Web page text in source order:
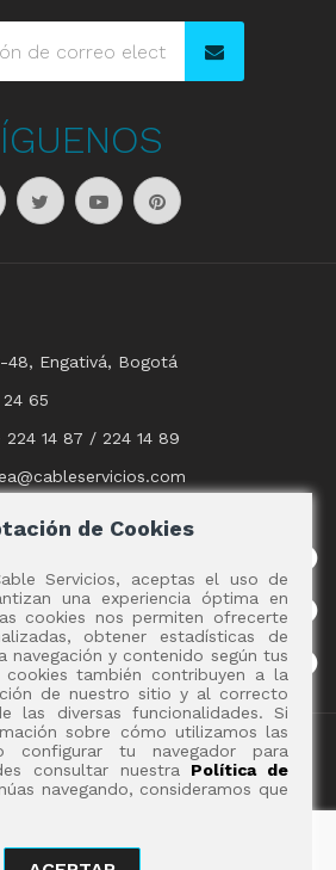
48, Engativá, Bogotá
65
14 87 / 224 14 89
de Cookies
Servicios, aceptas el uso de
una experiencia óptima en
cookies nos permiten ofrecerte
obtener estadísticas de
navegación y contenido según tus
cookies también contribuyen a la
de nuestro sitio y al correcto
las diversas funcionalidades. Si
sobre cómo utilizamos las
configurar tu navegador para
consultar nuestra Política de
navegando, consideramos que
- Cable Servicios S.A.